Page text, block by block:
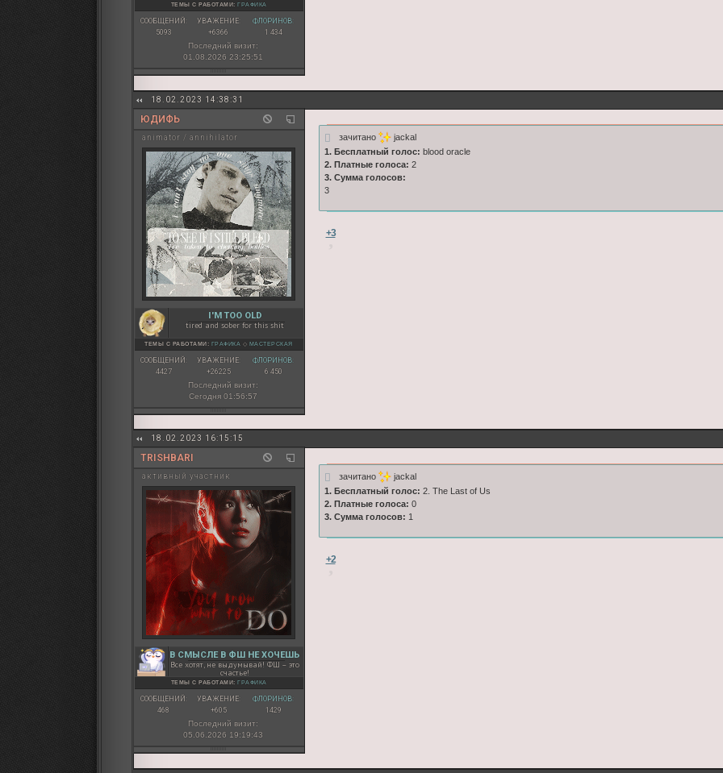
ТЕМЫ С РАБОТАМИ: ГРАФИКА
СООБЩЕНИЙ:
5093
УВАЖЕНИЕ:
+6366
ФЛОРИНОВ:
1 434
Последний визит:
01.08.2026 23:25:51
18.02.2023 14:38:31
ЮДИФЬ
animator / annihilator
I'M TOO OLD
tired and sober for this shit
ТЕМЫ С РАБОТАМИ: ГРАФИКА ◇ МАСТЕРСКАЯ
СООБЩЕНИЙ:
4427
УВАЖЕНИЕ:
+26225
ФЛОРИНОВ:
6 450
Последний визит:
Сегодня 01:56:57
зачитано
jackal
1. Бесплатный голос: blood oracle
2. Платные голоса: 2
3. Сумма голосов:
3
+3
18.02.2023 16:15:15
TRISHBARI
активный участник
В СМЫСЛЕ В ФШ НЕ ХОЧЕШЬ
Все хотят, не выдумывай! ФШ – это
счастье!
ТЕМЫ С РАБОТАМИ: ГРАФИКА
СООБЩЕНИЙ:
468
УВАЖЕНИЕ:
+605
ФЛОРИНОВ:
1429
Последний визит:
05.06.2026 19:19:43
зачитано
jackal
1. Бесплатный голос: 2. The Last of Us
2. Платные голоса: 0
3. Сумма голосов: 1
+2